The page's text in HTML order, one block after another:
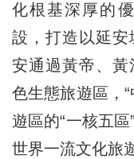
化根基深厚的
設，打造以延安
安通過黃帝、
色生態旅遊區，
遊區的“一核五
世界一流文化旅